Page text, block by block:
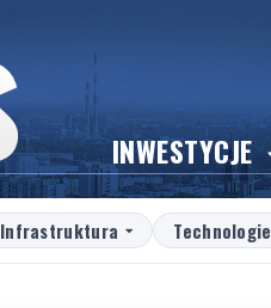
INWESTYCJE
Infrastruktura Technologie